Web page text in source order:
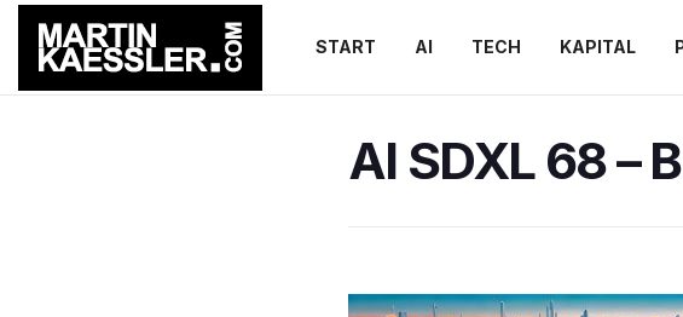
START AI TECH KAPITAL
AI SDXL 68 –